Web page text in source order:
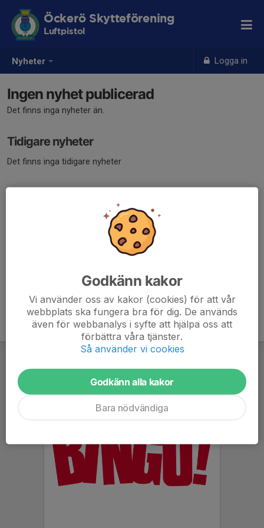
Nyheter Logga in
Öckerö Skytteförening
Luftpistol
Ingen nyhet publicerad
Det finns inga nyheter än.
Tidigare nyheter
Det finns inga tidigare nyheter
Godkänn kakor
Vi använder oss av kakor (cookies) för att vår
webbplats ska fungera bra för dig. De används
även för webbanalys i syfte att hjälpa oss att
förbättra våra tjänster.
Så använder vi cookies
Godkänn alla kakor
Bara nödvändiga